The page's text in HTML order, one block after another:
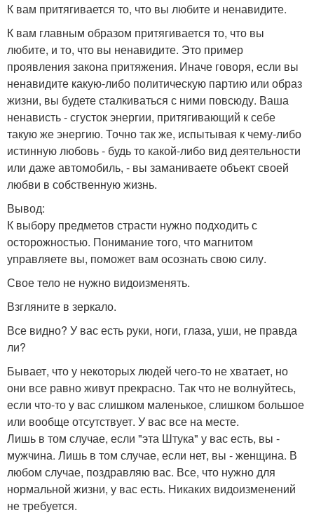
К вам притягивается то, что вы любите и ненавидите.
К вам главным образом притягивается то, что вы
любите, и то, что вы ненавидите. Это пример
проявления закона притяжения. Иначе говоря, если вы
ненавидите какую-либо политическую партию или образ
жизни, вы будете сталкиваться с ними повсюду. Ваша
ненависть - сгусток энергии, притягивающий к себе
такую же энергию. Точно так же, испытывая к чему-либо
истинную любовь - будь то какой-либо вид деятельности
или даже автомобиль, - вы заманиваете объект своей
любви в собственную жизнь.
Вывод:
К выбору предметов страсти нужно подходить с
осторожностью. Понимание того, что магнитом
управляете вы, поможет вам осознать свою силу.
Свое тело не нужно видоизменять.
Взгляните в зеркало.
Все видно? У вас есть руки, ноги, глаза, уши, не правда
ли?
Бывает, что у некоторых людей чего-то не хватает, но
они все равно живут прекрасно. Так что не волнуйтесь,
если что-то у вас слишком маленькое, слишком большое
или вообще отсутствует. У вас все на месте.
Лишь в том случае, если "эта Штука" у вас есть, вы -
мужчина. Лишь в том случае, если нет, вы - женщина. В
любом случае, поздравляю вас. Все, что нужно для
нормальной жизни, у вас есть. Никаких видоизменений
не требуется.